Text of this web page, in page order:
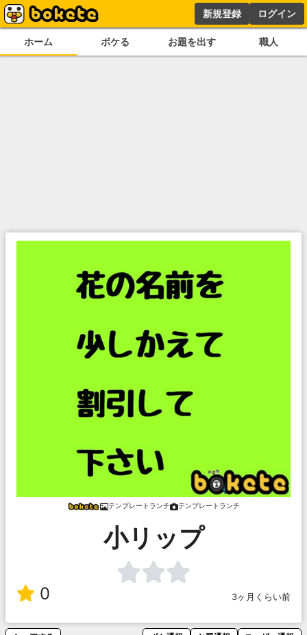
新規登録 ログイン
ホーム ボケる お題を出す 職人
テンプレートランチ テンプレートランチ
小リップ
0 3ヶ月くらい前